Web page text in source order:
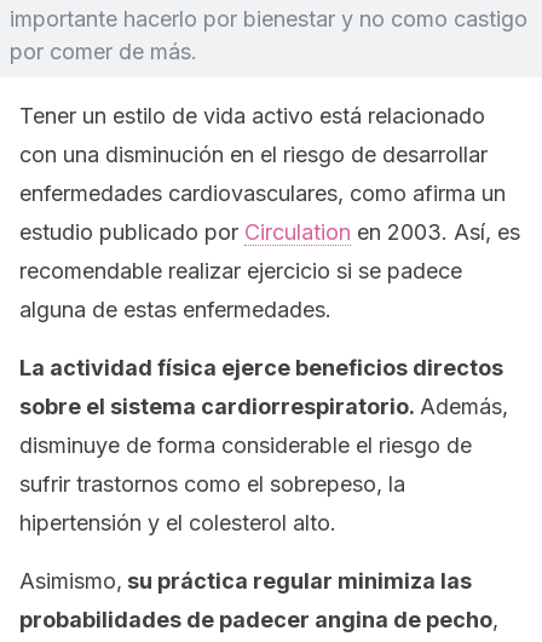
importante hacerlo por bienestar y no como castigo
por comer de más.
Tener un estilo de vida activo está relacionado
con una disminución en el riesgo de desarrollar
enfermedades cardiovasculares, como afirma un
estudio publicado por Circulation en 2003. Así, es
recomendable realizar ejercicio si se padece
alguna de estas enfermedades.
La actividad física ejerce beneficios directos
sobre el sistema cardiorrespiratorio. Además,
disminuye de forma considerable el riesgo de
sufrir trastornos como el sobrepeso, la
hipertensión y el colesterol alto.
Asimismo, su práctica regular minimiza las
probabilidades de padecer angina de pecho,